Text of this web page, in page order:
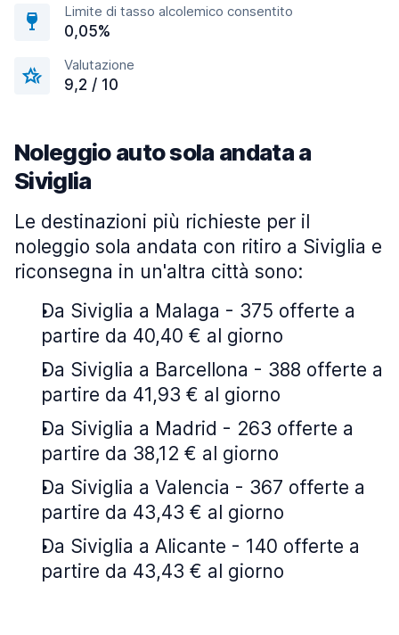
Limite di tasso alcolemico consentito
0,05%
Valutazione
9,2 / 10
Noleggio auto sola andata a
Siviglia
Le destinazioni più richieste per il
noleggio sola andata con ritiro a Siviglia e
riconsegna in un'altra città sono:
Da Siviglia a Malaga - 375 offerte a
partire da 40,40 € al giorno
Da Siviglia a Barcellona - 388 offerte a
partire da 41,93 € al giorno
Da Siviglia a Madrid - 263 offerte a
partire da 38,12 € al giorno
Da Siviglia a Valencia - 367 offerte a
partire da 43,43 € al giorno
Da Siviglia a Alicante - 140 offerte a
partire da 43,43 € al giorno